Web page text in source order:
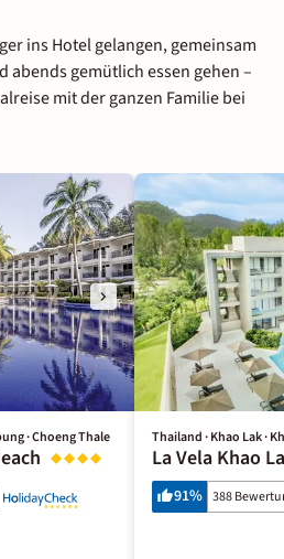
ins Hotel gelangen, gemeinsam
gemütlich essen gehen –
mit der ganzen Familie bei
· Choeng Thale Thailand · Khao Lak ·
La Vela Khao
91% 388